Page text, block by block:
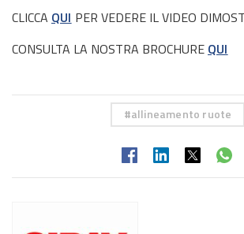
CLICCA QUI PER VEDERE IL VIDEO
CONSULTA LA NOSTRA BROCHURE QUI
allineamento ruote